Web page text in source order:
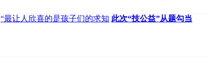
“最让人欣喜的是孩子们的求知 此次“技公益”从题勾当